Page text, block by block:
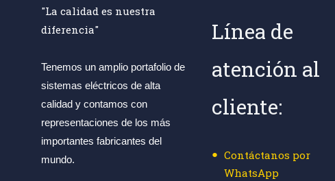
"La calidad es nuestra
diferencia"
Tenemos un amplio portafolio de
sistemas eléctricos de alta
calidad y contamos con
representaciones de los más
importantes fabricantes del
mundo.
Línea de
atención al
cliente:
Contáctanos por
WhatsApp